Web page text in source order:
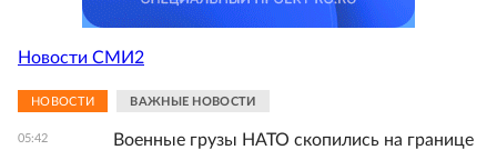
Новости СМИ2
НОВОСТИ ВАЖНЫЕ НОВОСТИ
05:42
Военные грузы НАТО скопились на границе